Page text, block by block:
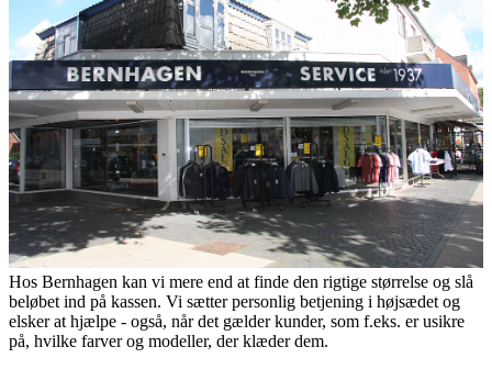
Hos Bernhagen kan vi mere end at finde den rigtige størrelse og slå
beløbet ind på kassen. Vi sætter personlig betjening i højsædet og
elsker at hjælpe - også, når det gælder kunder, som f.eks. er usikre
på, hvilke farver og modeller, der klæder dem.